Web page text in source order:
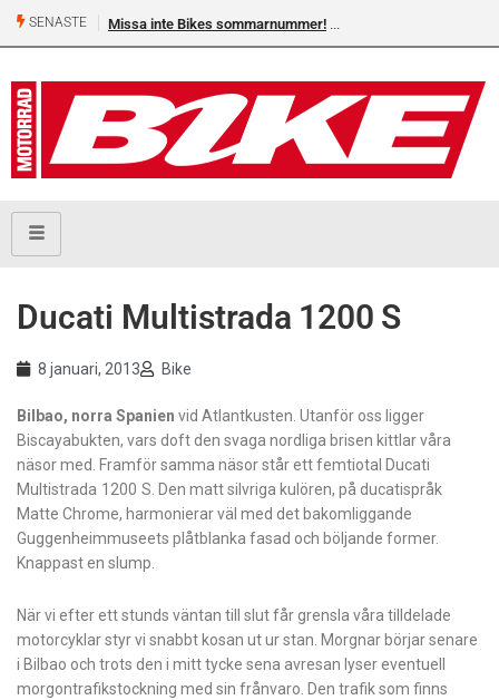
SENASTE Missa inte Bikes sommarnummer!
Ducati Multistrada 1200 S
8 januari, 2013 Bike
Bilbao, norra Spanien vid ­Atlantkusten. Utanför oss ­ligger
Biscayabukten, vars doft den svaga nordliga brisen kittlar våra
näsor med. Framför samma näsor står ett femtiotal Ducati
Multistrada 1200 S. Den matt silvriga kulören, på ducatispråk
Matte Chrome, harmonierar väl med det bakomliggande
Guggenheim­museets plåtblanka fasad och böljande former.
Knappast en slump.
När vi efter ett stunds väntan till slut får grensla våra tilldelade
motorcyklar styr vi snabbt kosan ut ur stan. Morgnar börjar senare
i Bilbao och trots den i mitt tycke sena avresan lyser eventuell
morgontrafikstockning med sin frånvaro. Den trafik som finns